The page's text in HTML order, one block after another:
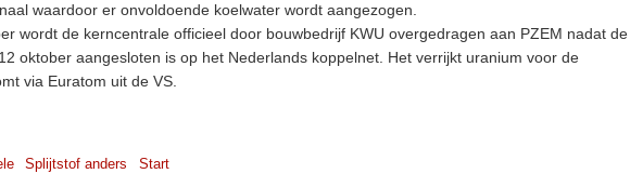
waardoor er onvoldoende koelwater wordt aangezogen.
wordt de kerncentrale officieel door bouwbedrijf KWU overgedragen aan PZEM nadat de
oktober aangesloten is op het Nederlands koppelnet. Het verrijkt uranium voor de
via Euratom uit de VS.
Splijtstof anders Start